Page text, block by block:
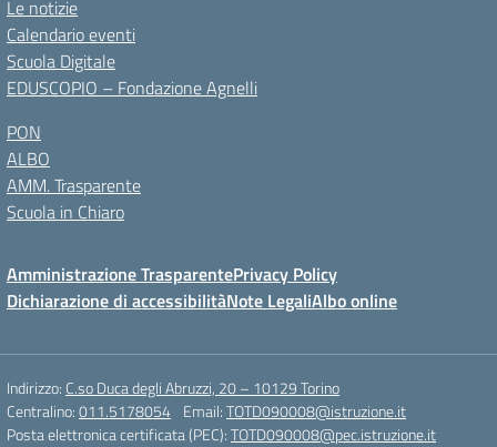
Le notizie
Calendario eventi
Scuola Digitale
EDUSCOPIO – Fondazione Agnelli
PON
ALBO
AMM. Trasparente
Scuola in Chiaro
Amministrazione TrasparentePrivacy Policy
Dichiarazione di accessibilitàNote LegaliAlbo online
Indirizzo: C.so Duca degli Abruzzi, 20 – 10129 Torino
Centralino:011.5178054 Email:TOTD090008@istruzione.it
Posta elettronica certificata (PEC):TOTD090008@pec.istruzione.it